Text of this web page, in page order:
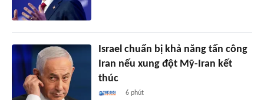
Israel chuẩn bị khả năng tấn công
Iran nếu xung đột Mỹ-Iran kết
thúc
6 phút